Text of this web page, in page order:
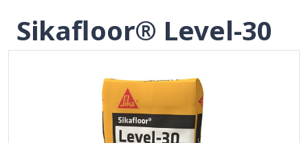
Sikafloor® Level-30